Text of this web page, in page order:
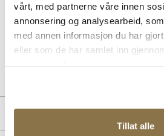
vårt, med partnerne våre innen
annonsering og analysearbeid,
med annen informasjon du har
eller som de har samlet inn
Tillat alle
Kule sorte skoletter med en stabil hæl på
for å enkle innsteget.
Produktdetaljer